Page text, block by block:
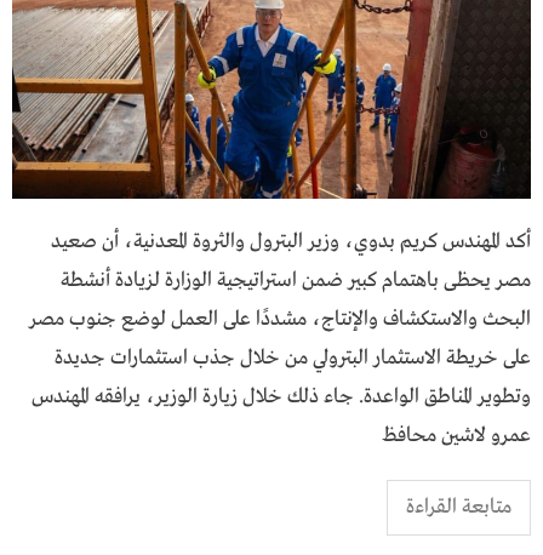
أكد المهندس كريم بدوي، وزير البترول والثروة المعدنية، أن صعيد
مصر يحظى باهتمام كبير ضمن استراتيجية الوزارة لزيادة أنشطة
البحث والاستكشاف والإنتاج، مشددًا على العمل لوضع جنوب مصر
على خريطة الاستثمار البترولي من خلال جذب استثمارات جديدة
وتطوير المناطق الواعدة. جاء ذلك خلال زيارة الوزير، يرافقه المهندس
عمرو لاشين محافظ
متابعة القراءة